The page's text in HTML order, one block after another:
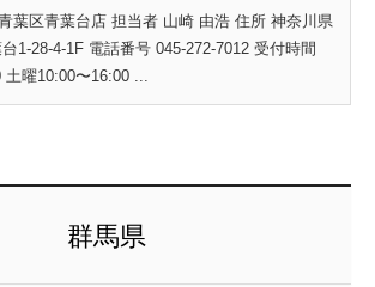
葉区青葉台店 担当者 山崎 由浩 住所 神奈川県
1-28-4-1F 電話番号 045-272-7012 受付時間
曜10:00〜16:00 ...
群馬県